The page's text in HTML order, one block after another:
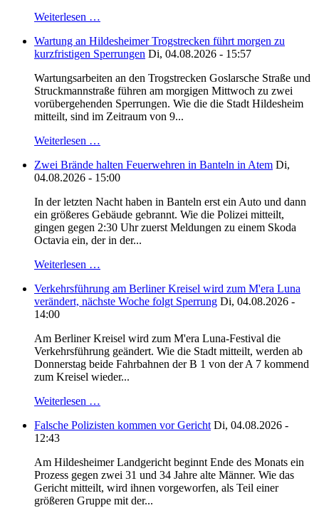
Weiterlesen …
Wartung an Hildesheimer Trogstrecken führt morgen zu
kurzfristigen Sperrungen Di, 04.08.2026 - 15:57
Wartungsarbeiten an den Trogstrecken Goslarsche Straße und
Struckmannstraße führen am morgigen Mittwoch zu zwei
vorübergehenden Sperrungen. Wie die die Stadt Hildesheim
mitteilt, sind im Zeitraum von 9...
Weiterlesen …
Zwei Brände halten Feuerwehren in Banteln in Atem Di,
04.08.2026 - 15:00
In der letzten Nacht haben in Banteln erst ein Auto und dann
ein größeres Gebäude gebrannt. Wie die Polizei mitteilt,
gingen gegen 2:30 Uhr zuerst Meldungen zu einem Skoda
Octavia ein, der in der...
Weiterlesen …
Verkehrsführung am Berliner Kreisel wird zum M'era Luna
verändert, nächste Woche folgt Sperrung Di, 04.08.2026 -
14:00
Am Berliner Kreisel wird zum M'era Luna-Festival die
Verkehrsführung geändert. Wie die Stadt mitteilt, werden ab
Donnerstag beide Fahrbahnen der B 1 von der A 7 kommend
zum Kreisel wieder...
Weiterlesen …
Falsche Polizisten kommen vor Gericht Di, 04.08.2026 -
12:43
Am Hildesheimer Landgericht beginnt Ende des Monats ein
Prozess gegen zwei 31 und 34 Jahre alte Männer. Wie das
Gericht mitteilt, wird ihnen vorgeworfen, als Teil einer
größeren Gruppe mit der...